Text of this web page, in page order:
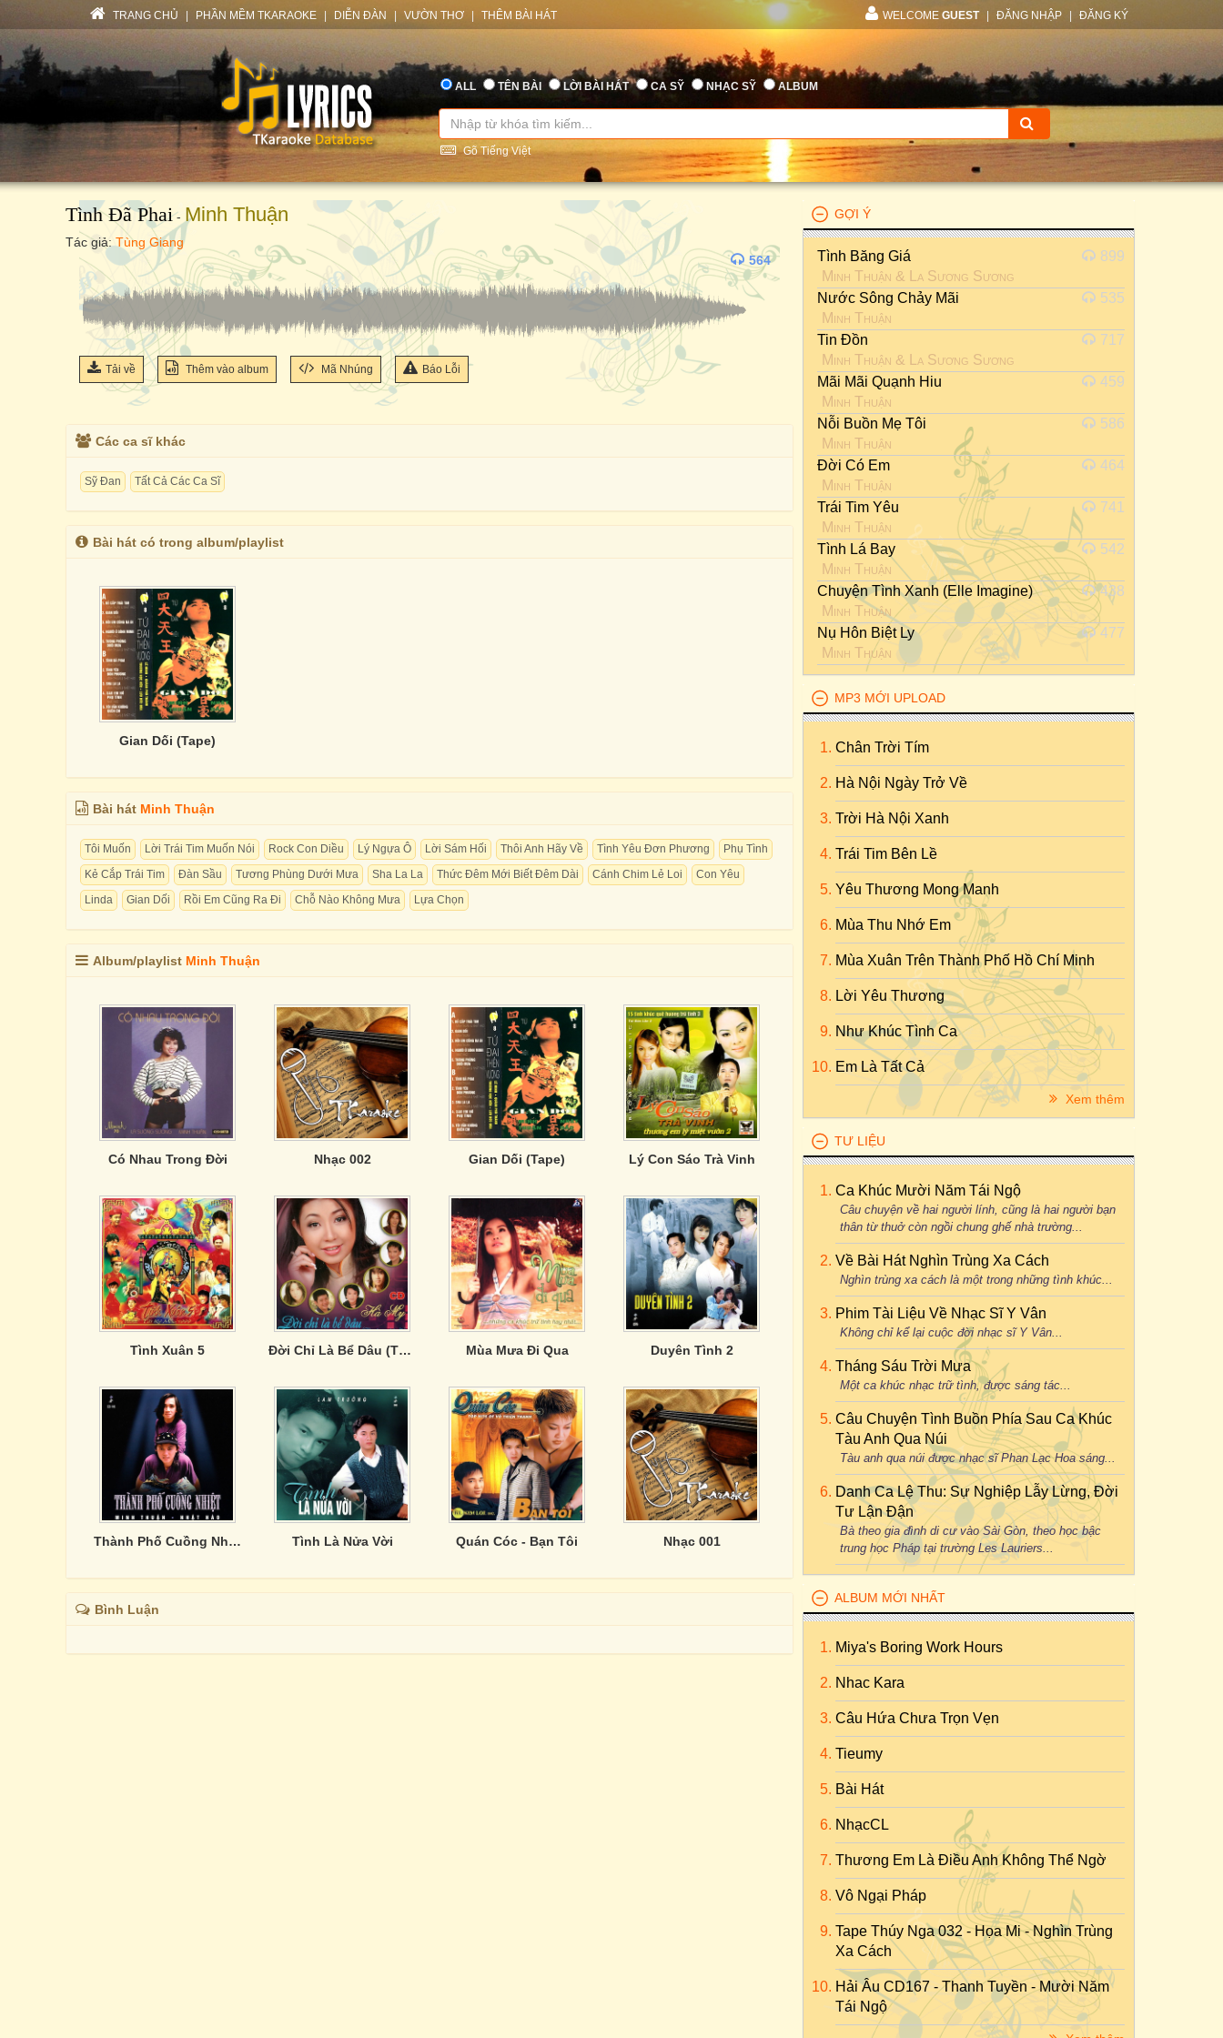
TRANG CHỦ PHẦN MỀM TKARAOKE DIỄN ĐÀN VƯỜN THƠ THÊM BÀI HÁT WELCOME GUEST ĐĂNG NHẬP ĐĂNG KÝ
ALL TÊN BÀI LỜI BÀI HÁT CA SỸ NHẠC SỸ ALBUM
Gõ Tiếng Việt
Tình Đã Phai- Minh Thuận
Tác giả: Tùng Giang
564
Tải về Thêm vào album Mã Nhúng Báo Lỗi
Các ca sĩ khác
Sỹ Đan Tất Cả Các Ca Sĩ
Bài hát có trong album/playlist
Gian Dối (Tape)
Bài hát Minh Thuận
Tôi Muốn Lời Trái Tim Muốn Nói Rock Con Diều Lý Ngựa Ô Lời Sám Hối Thôi Anh Hãy Về Tình Yêu Đơn Phương
Phụ Tình
Kẻ Cắp Trái Tim
Đàn Sầu Tương Phùng Dưới Mưa Sha La La Thức Đêm Mới Biết Đêm Dài Cánh Chim Lẻ Loi
Con Yêu
Linda
Gian Dối Rồi Em Cũng Ra Đi Chỗ Nào Không Mưa Lựa Chọn
Album/playlist Minh Thuận
Có Nhau Trong Đời Nhạc 002 Gian Dối (Tape) Lý Con Sáo Trà Vinh
Tình Xuân 5 Đời Chỉ Là Bể Dâu (Thuyền Xa Bến Đỗ) Mùa Mưa Đi Qua Duyên Tình 2
Thành Phố Cuồng Nhiệt Tình Là Nửa Vời Quán Cóc - Bạn Tôi Nhạc 001
Bình Luận
GỢI Ý
Tình Băng Giá
Minh Thuận & La Sương Sương
899
Nước Sông Chảy Mãi
Minh Thuận
535
Tin Đồn
Minh Thuận & La Sương Sương
717
Mãi Mãi Quạnh Hiu
Minh Thuận
459
Nỗi Buồn Mẹ Tôi
Minh Thuận
586
Đời Có Em
Minh Thuận
464
Trái Tim Yêu
Minh Thuận
741
Tình Lá Bay
Minh Thuận
542
Chuyện Tình Xanh (Elle Imagine)
Minh Thuận
438
Nụ Hôn Biệt Ly
Minh Thuận
477
MP3 MỚI UPLOAD
Chân Trời Tím
Hà Nội Ngày Trở Về
Trời Hà Nội Xanh
Trái Tim Bên Lề
Yêu Thương Mong Manh
Mùa Thu Nhớ Em
Mùa Xuân Trên Thành Phố Hồ Chí Minh
Lời Yêu Thương
Như Khúc Tình Ca
Em Là Tất Cả
Xem thêm
TƯ LIỆU
Ca Khúc Mười Năm Tái Ngộ
Câu chuyện về hai người lính, cũng là hai người bạn
thân từ thuở còn ngồi chung ghế nhà trường...
Về Bài Hát Nghìn Trùng Xa Cách
Nghìn trùng xa cách là một trong những tình khúc...
Phim Tài Liệu Về Nhạc Sĩ Y Vân
Không chỉ kể lại cuộc đời nhạc sĩ Y Vân...
Tháng Sáu Trời Mưa
Một ca khúc nhạc trữ tình, được sáng tác...
Câu Chuyện Tình Buồn Phía Sau Ca Khúc
Tàu Anh Qua Núi
Tàu anh qua núi được nhạc sĩ Phan Lạc Hoa sáng...
Danh Ca Lệ Thu: Sự Nghiệp Lẫy Lừng, Đời
Tư Lận Đận
Bà theo gia đình di cư vào Sài Gòn, theo học bậc
trung học Pháp tại trường Les Lauriers...
ALBUM MỚI NHẤT
Miya's Boring Work Hours
Nhac Kara
Câu Hứa Chưa Trọn Vẹn
Tieumy
Bài Hát
NhạcCL
Thương Em Là Điều Anh Không Thể Ngờ
Vô Ngại Pháp
Tape Thúy Nga 032 - Họa Mi - Nghìn Trùng
Xa Cách
Hải Âu CD167 - Thanh Tuyền - Mười Năm
Tái Ngộ